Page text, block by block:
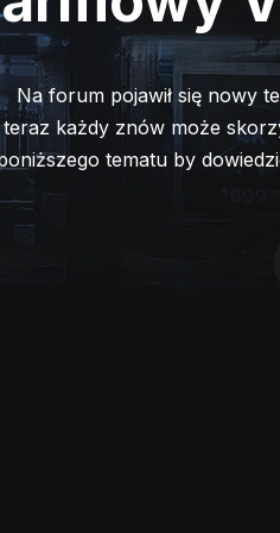
Na forum pojawił się nowy
każdy znów może
tematu by